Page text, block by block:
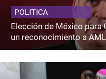
POLITICA
Elección de México para
un reconocimiento a